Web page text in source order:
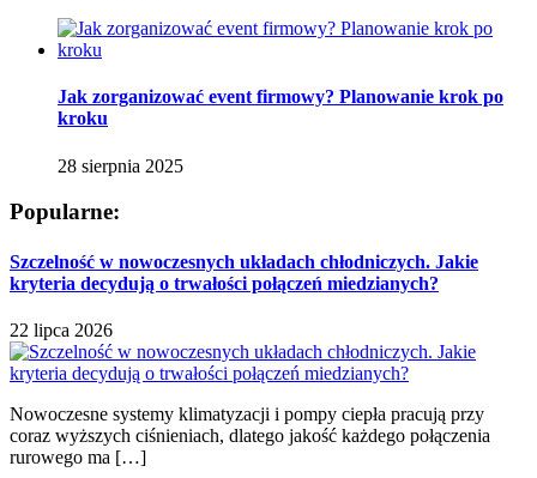
Jak zorganizować event firmowy? Planowanie krok po
kroku
28 sierpnia 2025
Popularne:
Szczelność w nowoczesnych układach chłodniczych. Jakie
kryteria decydują o trwałości połączeń miedzianych?
22 lipca 2026
Nowoczesne systemy klimatyzacji i pompy ciepła pracują przy
coraz wyższych ciśnieniach, dlatego jakość każdego połączenia
rurowego ma […]